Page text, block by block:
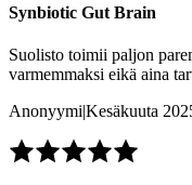
Synbiotic Gut Brain
Suolisto toimii paljon
varmemmaksi eikä aina
Anonyymi|Kesäkuuta